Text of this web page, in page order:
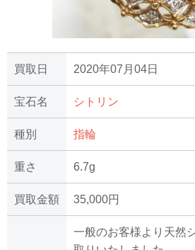
買取日 2020年07月04日
宝石名 シトリン
種別 指輪
重さ 6.7g
買取金額 35,000円
一般のお客様より天然